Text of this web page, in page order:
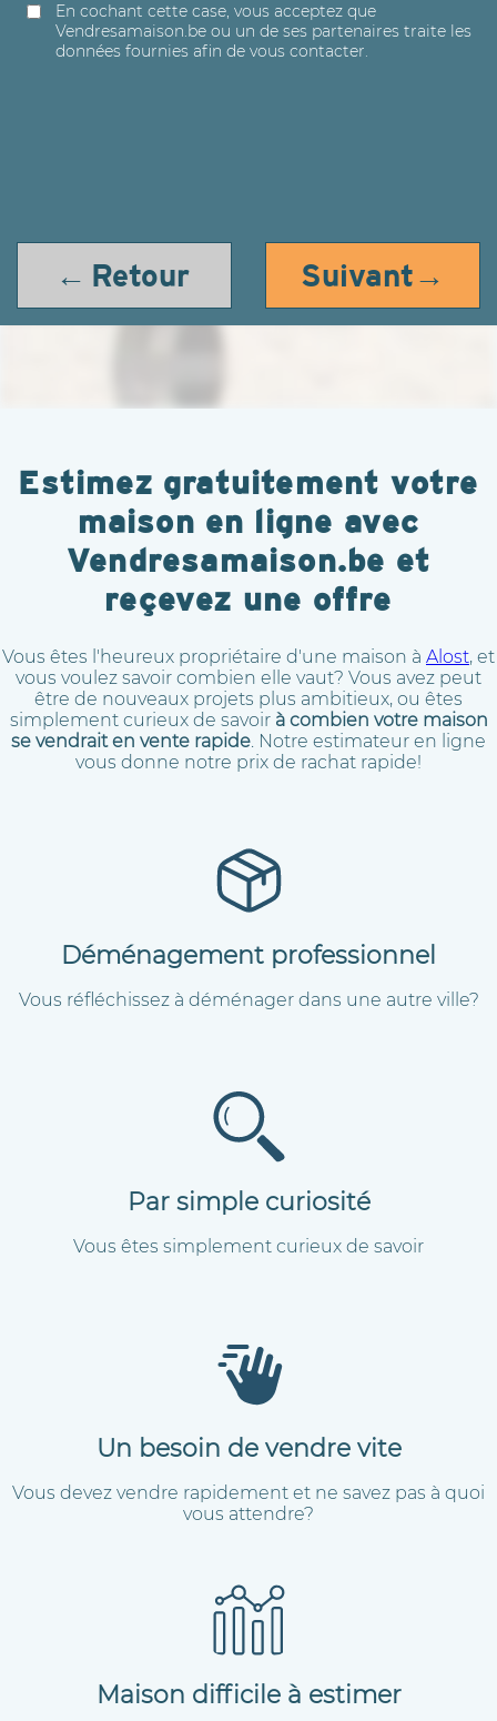
En cochant cette case, vous acceptez que
Vendresamaison.be ou un de ses partenaires traite les
données fournies afin de vous contacter.
← Retour Suivant→
Estimez gratuitement votre
maison en ligne avec
Vendresamaison.be et
reçevez une offre
Vous êtes l'heureux propriétaire d'une maison à Alost, et
vous voulez savoir combien elle vaut? Vous avez peut
être de nouveaux projets plus ambitieux, ou êtes
simplement curieux de savoir à combien votre maison
se vendrait en vente rapide. Notre estimateur en ligne
vous donne notre prix de rachat rapide!
Déménagement professionnel
Vous réfléchissez à déménager dans une autre ville?
Par simple curiosité
Vous êtes simplement curieux de savoir
Un besoin de vendre vite
Vous devez vendre rapidement et ne savez pas à quoi
vous attendre?
Maison difficile à estimer